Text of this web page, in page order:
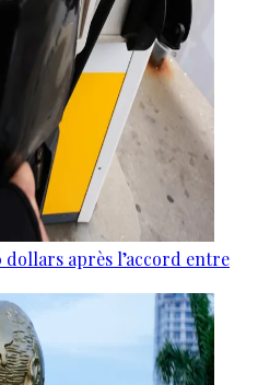
dollars après l’accord entre